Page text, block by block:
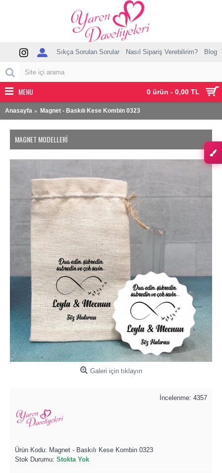
0 ürün - 0,00 TL
Sıkça Sorulan Sorular Nasıl Sipariş Verebilirim? Blog
MENU
Anasayfa Magnet - Baskılı Kese Kombin 0323
MAGNET MODELLERI
Galeri için tıklayın
İncelenme: 4357
Ürün Kodu: Magnet - Baskılı Kese Kombin 0323
Stok Durumu: Stokta Yok